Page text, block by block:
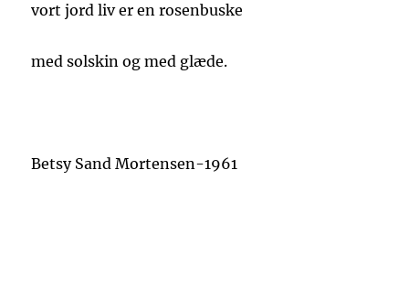
vort jord liv er en rosenbuske
med solskin og med glæde.
Betsy Sand Mortensen-1961